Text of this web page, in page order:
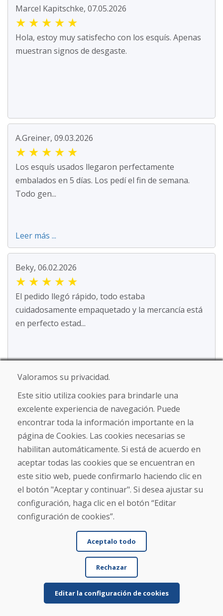
Marcel Kapitschke, 07.05.2026
★ ★ ★ ★ ★
Hola, estoy muy satisfecho con los esquís. Apenas
muestran signos de desgaste.
A.Greiner, 09.03.2026
★ ★ ★ ★ ★
Los esquís usados llegaron perfectamente
embalados en 5 días. Los pedí el fin de semana.
Todo gen...
Leer más ...
Beky, 06.02.2026
★ ★ ★ ★ ★
El pedido llegó rápido, todo estaba
cuidadosamente empaquetado y la mercancía está
en perfecto estad...
Jana Kováčová, 04.02.2026
★★★★★
Gran selección, buenos precios, entrega rápida (2
días). Pedí una tabla de snowboard y unas botas
pa...
Leer más ...
El artículo estaba bien empaquetado y llegó
puntualmente; su estado era tal como se describía.
Valoramos su privacidad.
Este sitio utiliza cookies para brindarle una
excelente experiencia de navegación. Puede
encontrar toda la información importante en la
página de Cookies. Las cookies necesarias se
habilitan automáticamente. Si está de acuerdo en
aceptar todas las cookies que se encuentran en
este sitio web, puede confirmarlo haciendo clic en
el botón "Aceptar y continuar". Si desea ajustar su
configuración, haga clic en el botón “Editar
configuración de cookies”.
Aceptalo todo
Rechazar
Editar la configuración de cookies